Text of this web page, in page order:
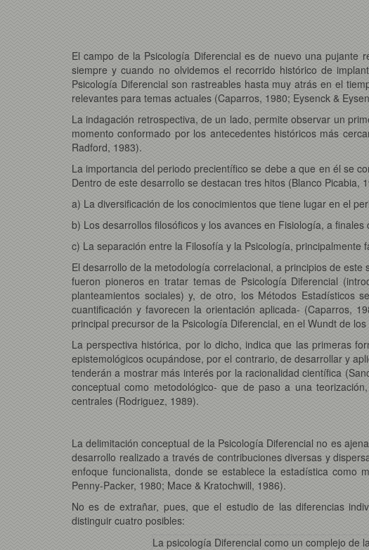
El campo de la Psicología Diferencial es de nuevo una
siempre y cuando no olvidemos el recorrido histórico de
Psicología Diferencial son rastreables hasta muy atrás en el
relevantes para temas actuales (Caparros, 1980; Eysenck &
La indagación retrospectiva, de un lado, permite observar un
momento conformado por los antecedentes históricos más
Radford, 1983).
La importancia del periodo precientífico se debe a que en él se
Dentro de este desarrollo se destacan tres hitos (Blanco Picabia,
a) La diversificación de los conocimientos que tiene lugar en el
b) Los desarrollos filosóficos y los avances en Fisiología, a
c) La separación entre la Filosofía y la Psicología, principalmente
El desarrollo de la metodología correlacional, a principios de
fueron pioneros en tratar temas de Psicología Diferencial
planteamientos sociales) y, de otro, los Métodos Estadísticos
cuantificación y favorecen la orientación aplicada- (Caparros,
principal precursor de la Psicología Diferencial, en el Wundt de
La perspectiva histórica, por lo dicho, indica que las primeras
epistemológicos ocupándose, por el contrario, de desarrollar y
tenderán a mostrar más interés por la racionalidad científica
conceptual como metodológico- que de paso a una
centrales (Rodriguez, 1989).
La delimitación conceptual de la Psicología Diferencial no es
desarrollo realizado a través de contribuciones diversas y
enfoque funcionalista, donde se establece la estadística como
Penny-Packer, 1980; Mace & Kratochwill, 1986).
No es de extrañar, pues, que el estudio de las diferencias
distinguir cuatro posibles:
La psicología Diferencial como un complejo de